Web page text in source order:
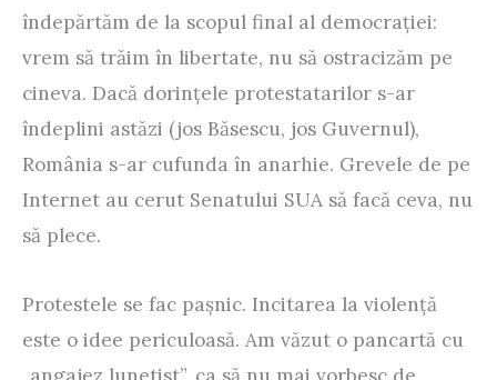
îndepărtăm de la scopul final al democrației:
vrem să trăim în libertate, nu să ostracizăm pe
cineva. Dacă dorințele protestatarilor s-ar
îndeplini astăzi (jos Băsescu, jos Guvernul),
România s-ar cufunda în anarhie. Grevele de pe
Internet au cerut Senatului SUA să facă ceva, nu
să plece.
Protestele se fac pașnic. Incitarea la violență
este o idee periculoasă. Am văzut o pancartă cu